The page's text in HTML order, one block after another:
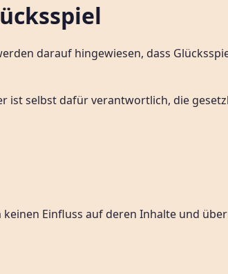
darauf hingewiesen, dass
ist selbst dafür verantwortlich, die
Einfluss auf deren Inhalte und